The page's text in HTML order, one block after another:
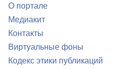
О портале
Медиакит
Контакты
Виртуальные фоны
Кодекс этики публикаций